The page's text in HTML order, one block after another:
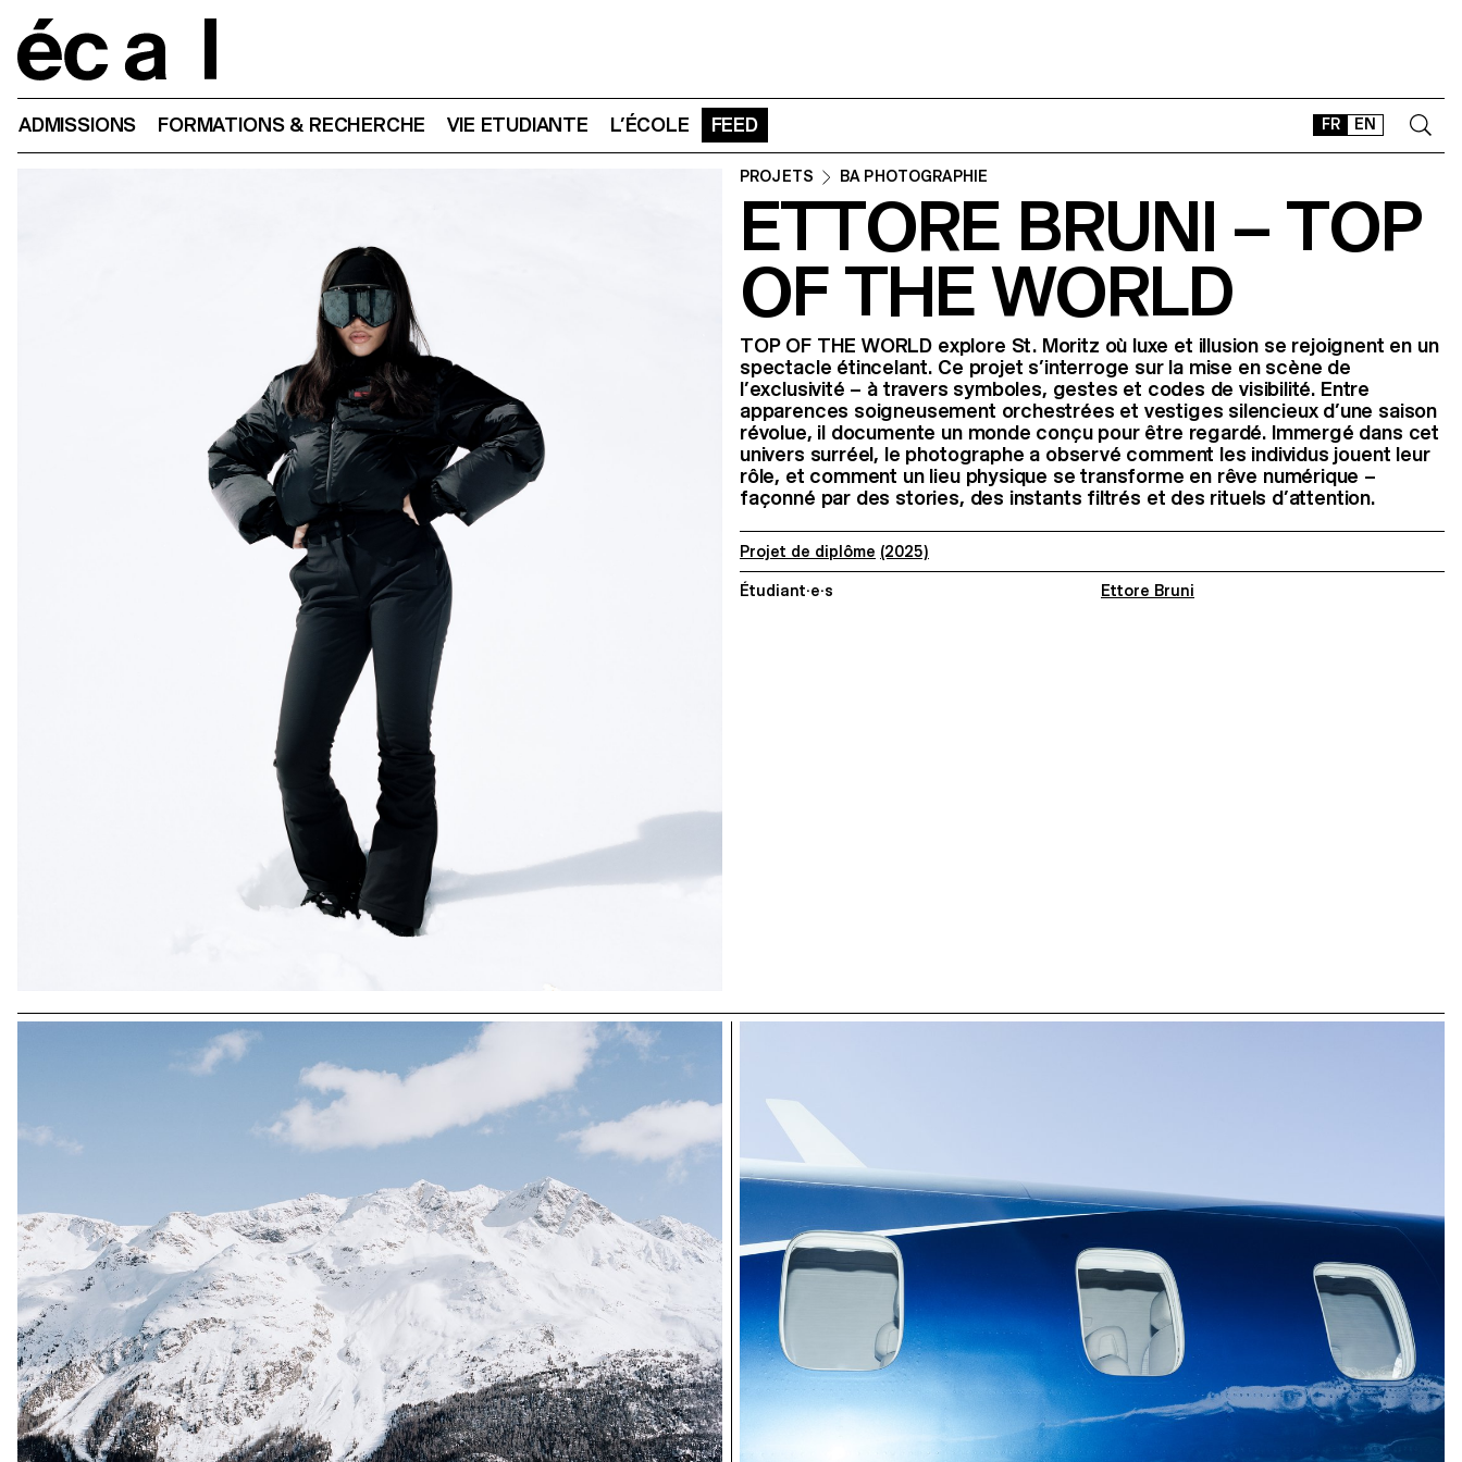
FR EN
ADMISSIONS FORMATIONS & RECHERCHE VIE ETUDIANTE L’ÉCOLE FEED
CONTACT
SHOP
Instagram
Facebook
LinkedIn
Vimeo
PROJETS BA PHOTOGRAPHIE
ETTORE BRUNI – TOP
OF THE WORLD
TOP OF THE WORLD explore St. Moritz où luxe et illusion se rejoignent en un
spectacle étincelant. Ce projet s’interroge sur la mise en scène de
l’exclusivité – à travers symboles, gestes et codes de visibilité. Entre
apparences soigneusement orchestrées et vestiges silencieux d’une saison
révolue, il documente un monde conçu pour être regardé. Immergé dans cet
univers surréel, le photographe a observé comment les individus jouent leur
rôle, et comment un lieu physique se transforme en rêve numérique –
façonné par des stories, des instants filtrés et des rituels d’attention.
Projet de diplôme (2025)
Étudiant·e·s Ettore Bruni